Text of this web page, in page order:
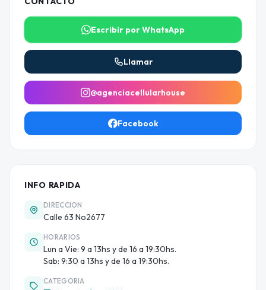
Escribir por WhatsApp
Llamar
@agenciacellularhouse
Facebook
INFO RAPIDA
DIRECCION
Calle 63 No2677
HORARIOS
Lun a Vie: 9 a 13hs y de 16 a 19:30hs.
Sab: 9:30 a 13hs y de 16 a 19:30hs.
CATEGORIA